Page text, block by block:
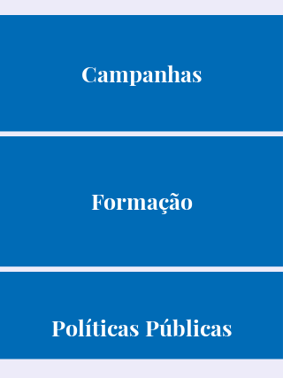
Campanhas
Formação
Políticas Públicas